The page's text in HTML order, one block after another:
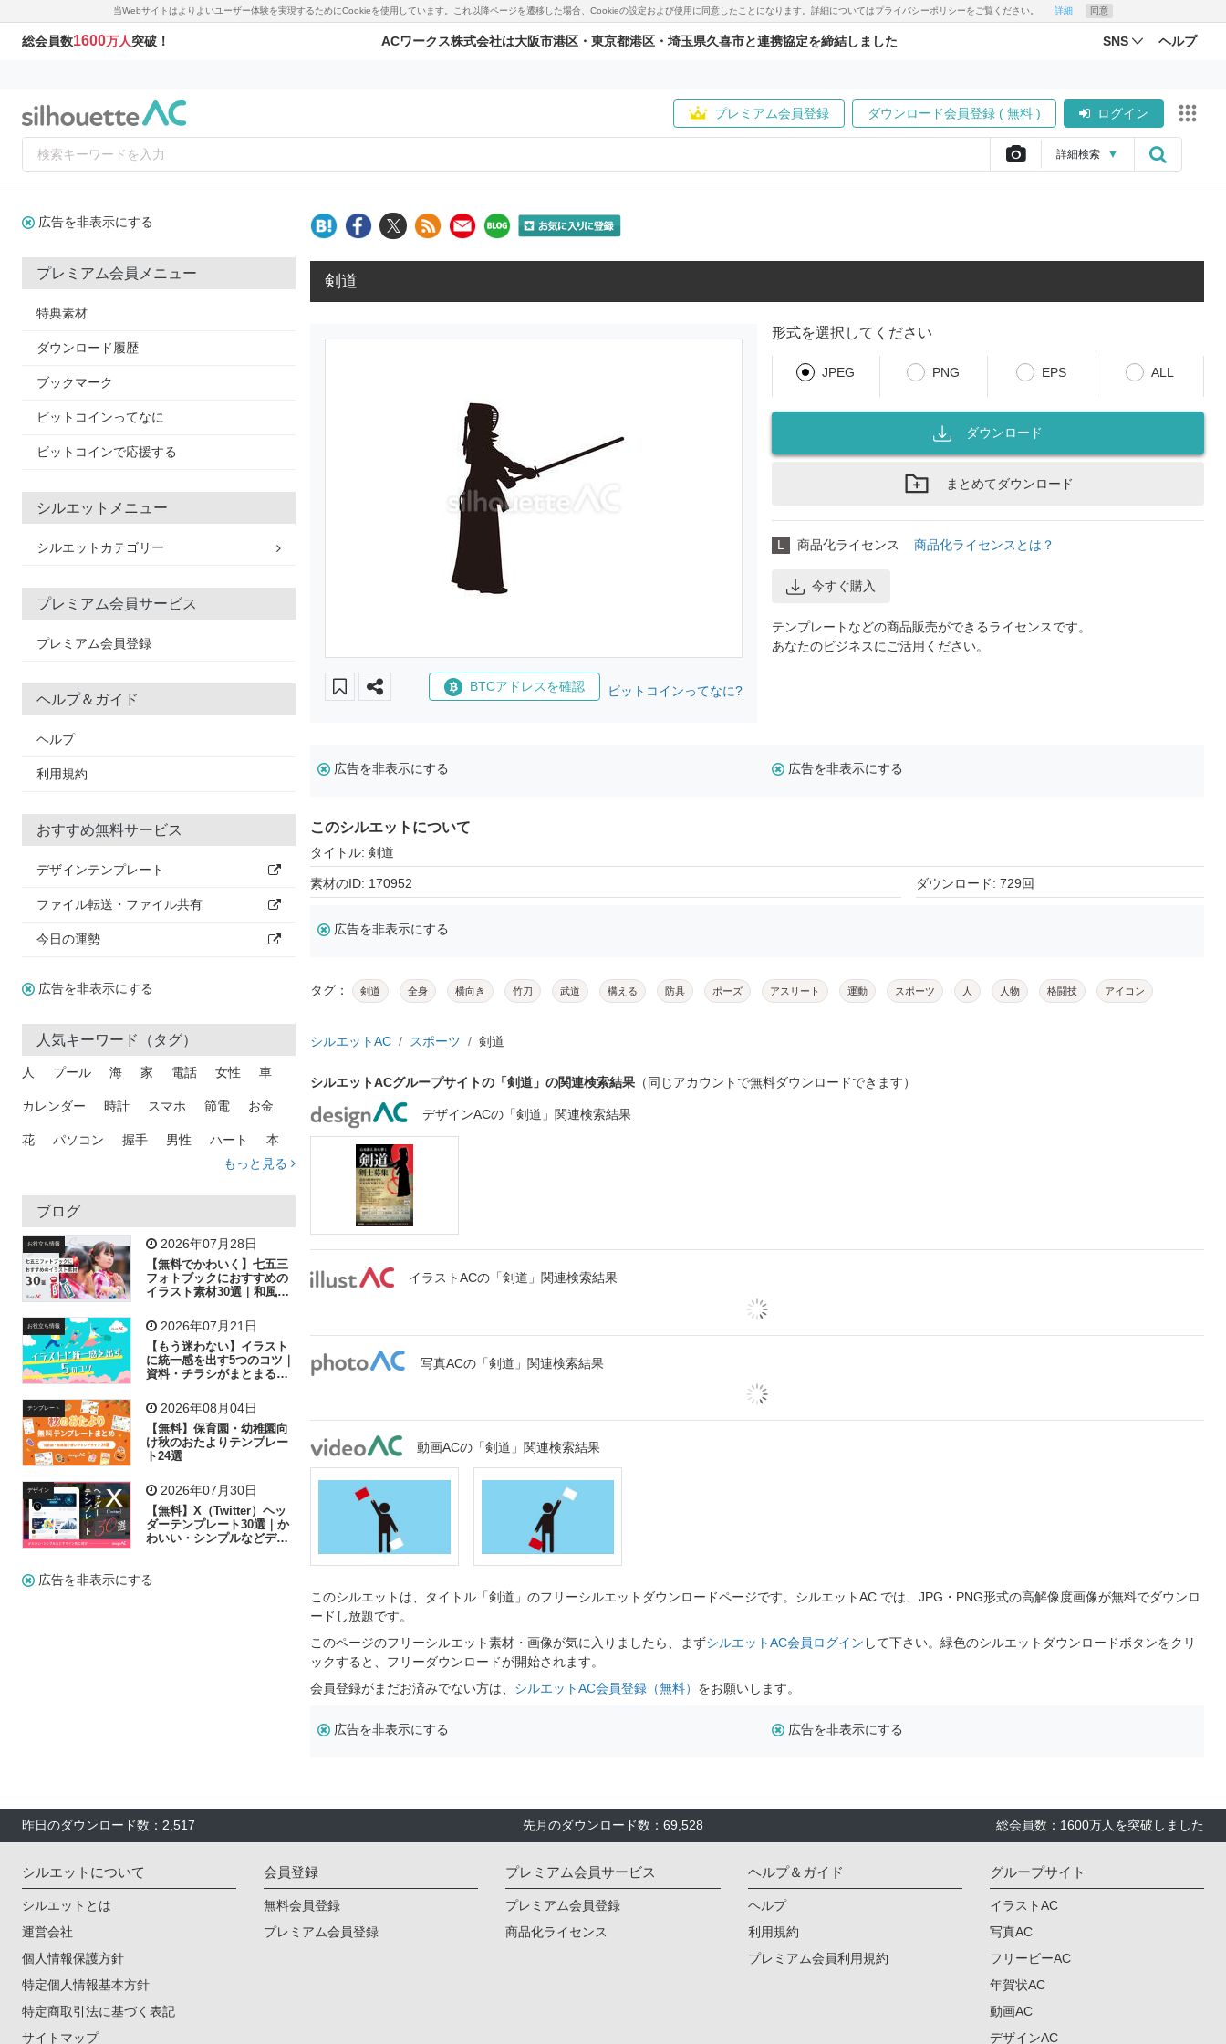
当Webサイトはよりよいユーザー体験を実現するためにCookieを使用しています。これ以降ページを遷移した場合、Cookieの設定および使用に同意したことになります。詳細についてはプライバシーポリシーをご覧ください。 詳細 同意
総会員数1600万人突破！ ACワークス株式会社は大阪市港区・東京都港区・埼玉県久喜市と連携協定を締結しました SNS ヘルプ
プレミアム会員登録 ダウンロード会員登録 ( 無料 ) ログイン
詳細検索 ▼
広告を非表示にする
プレミアム会員メニュー
特典素材
ダウンロード履歴
ブックマーク
ビットコインってなに
ビットコインで応援する
シルエットメニュー
シルエットカテゴリー
プレミアム会員サービス
プレミアム会員登録
ヘルプ＆ガイド
ヘルプ
利用規約
おすすめ無料サービス
デザインテンプレート
ファイル転送・ファイル共有
今日の運勢
広告を非表示にする
人気キーワード（タグ）
人 プール 海 家 電話 女性 車
カレンダー 時計 スマホ 節電 お金
花 パソコン 握手 男性 ハート 本
トラック 木
吹き出し
飛行機 グラフ ビル 魚 家族 書類
歩く 工場 会社 太陽 キラキラ
子供 作業員 相談 ピクトグラム
もっと見る
ブログ
お役立ち情報 2026年07月28日
【無料でかわいく】七五三
フォトブックにおすすめの
イラスト素材30選｜和風の
お役立ち情報 2026年07月21日
【もう迷わない】イラスト
に統一感を出す5つのコツ｜
資料・チラシがまとまるフ
テンプレート 2026年08月04日
【無料】保育園・幼稚園向
け秋のおたよりテンプレー
ト24選
デザイン 2026年07月30日
【無料】X（Twitter）ヘッ
ダーテンプレート30選｜か
わいい・シンプルなどデザ
広告を非表示にする
剣道
BTCアドレスを確認 ビットコインってなに?
形式を選択してください
JPEG PNG EPS ALL
ダウンロード
まとめてダウンロード
L 商品化ライセンス 商品化ライセンスとは？
今すぐ購入
テンプレートなどの商品販売ができるライセンスです。
あなたのビジネスにご活用ください。
広告を非表示にする 広告を非表示にする
このシルエットについて
タイトル: 剣道
素材のID: 170952 ダウンロード: 729回
広告を非表示にする
タグ： 剣道 全身 横向き 竹刀 武道 構える 防具 ポーズ アスリート 運動 スポーツ 人 人物 格闘技 アイコン
シルエットAC スポーツ 剣道
シルエットACグループサイトの「剣道」の関連検索結果 （同じアカウントで無料ダウンロードできます）
デザインACの「剣道」関連検索結果
イラストACの「剣道」関連検索結果
写真ACの「剣道」関連検索結果
動画ACの「剣道」関連検索結果
このシルエットは、タイトル「剣道」のフリーシルエットダウンロードページです。シルエットAC では、JPG・PNG形式の高解像度画像が無料でダウンロ
ードし放題です。
このページのフリーシルエット素材・画像が気に入りましたら、まずシルエットAC会員ログイン して下さい。緑色のシルエットダウンロードボタンをクリ
ックすると、フリーダウンロードが開始されます。
会員登録がまだお済みでない方は、 シルエットAC会員登録（無料） をお願いします。
広告を非表示にする 広告を非表示にする
昨日のダウンロード数：2,517 先月のダウンロード数：69,528 総会員数：1600万人を突破しました
シルエットについて
シルエットとは
運営会社
個人情報保護方針
特定個人情報基本方針
特定商取引法に基づく表記
サイトマップ
会員登録
無料会員登録
プレミアム会員登録
プレミアム会員サービス
プレミアム会員登録
商品化ライセンス
ヘルプ＆ガイド
ヘルプ
利用規約
プレミアム会員利用規約
グループサイト
イラストAC
写真AC
フリービーAC
年賀状AC
動画AC
デザインAC